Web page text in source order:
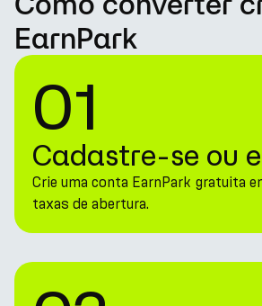
EarnPark
01
Cadastre-se ou
Crie uma conta EarnPark gratuita
taxas de abertura.